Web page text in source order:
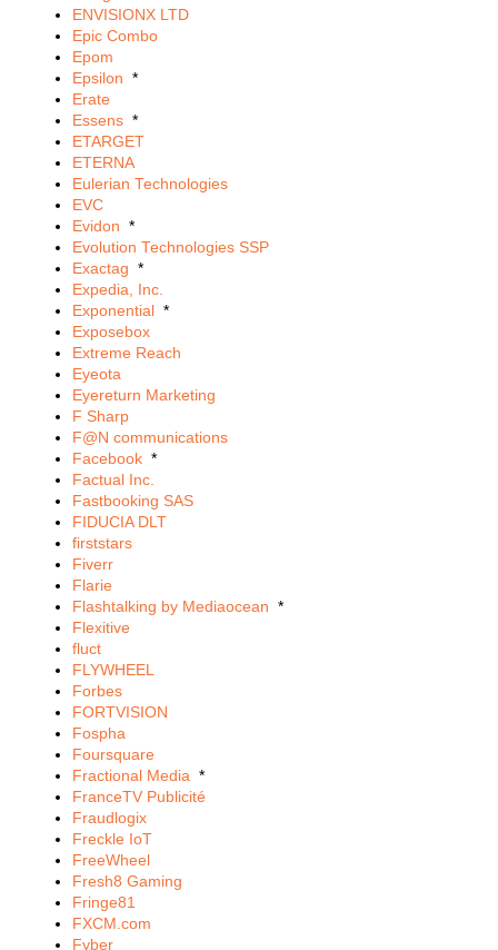
ENVISIONX LTD
Epic Combo
Epom
Epsilon *
Erate
Essens *
ETARGET
ETERNA
Eulerian Technologies
EVC
Evidon *
Evolution Technologies SSP
Exactag *
Expedia, Inc.
Exponential *
Exposebox
Extreme Reach
Eyeota
Eyereturn Marketing
F Sharp
F@N communications
Facebook *
Factual Inc.
Fastbooking SAS
FIDUCIA DLT
firststars
Fiverr
Flarie
Flashtalking by Mediaocean *
Flexitive
fluct
FLYWHEEL
Forbes
FORTVISION
Fospha
Foursquare
Fractional Media *
FranceTV Publicité
Fraudlogix
Freckle IoT
FreeWheel
Fresh8 Gaming
Fringe81
FXCM.com
Fyber